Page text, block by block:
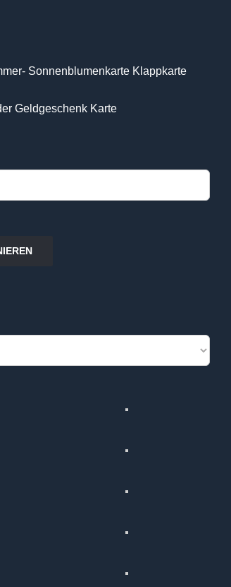
Sonnenblumenkarte Klappkarte
Geldgeschenk Karte